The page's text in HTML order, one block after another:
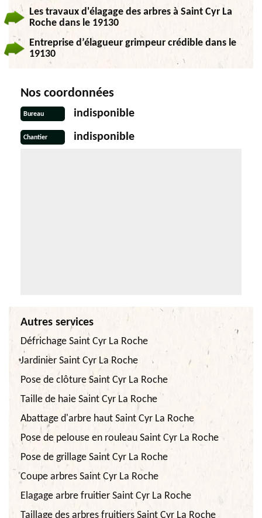
Les travaux d'élagage des arbres à Saint Cyr La
Roche dans le 19130
Entreprise d’élagueur grimpeur crédible dans le
19130
Nos coordonnées
Bureau indisponible
Chantier indisponible
Autres services
Défrichage Saint Cyr La Roche
Jardinier Saint Cyr La Roche
Pose de clôture Saint Cyr La Roche
Taille de haie Saint Cyr La Roche
Abattage d'arbre haut Saint Cyr La Roche
Pose de pelouse en rouleau Saint Cyr La Roche
Pose de grillage Saint Cyr La Roche
Coupe arbres Saint Cyr La Roche
Elagage arbre fruitier Saint Cyr La Roche
Taillage des arbres fruitiers Saint Cyr La Roche